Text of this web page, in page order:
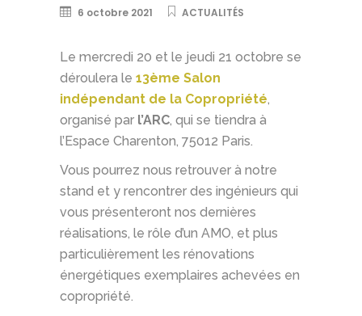
6 octobre 2021 ACTUALITÉS
Le mercredi 20 et le jeudi 21 octobre se
déroulera le 13ème Salon
indépendant de la Copropriété,
organisé par l’ARC, qui se tiendra à
l’Espace Charenton, 75012 Paris.
Vous pourrez nous retrouver à notre
stand et y rencontrer des ingénieurs qui
vous présenteront nos dernières
réalisations, le rôle d’un AMO, et plus
particulièrement les rénovations
énergétiques exemplaires achevées en
copropriété.